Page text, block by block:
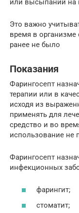
или высыпаний на
Это важно
время в организме
ранее не было
Показания
Фарингосепт
терапии или в
исходя из
применять для
средство и во
использование не
Фарингосепт
инфекционных
фарингит;
стоматит;